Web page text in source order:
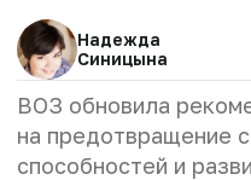
Надежда
Синицына
ВОЗ обновила
на предотвращение
способностей и